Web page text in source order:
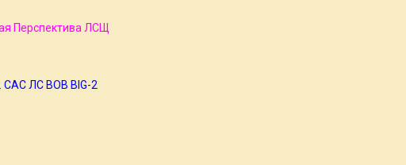
Перспектива ЛСЩ
САС ЛС BOB BIG-2